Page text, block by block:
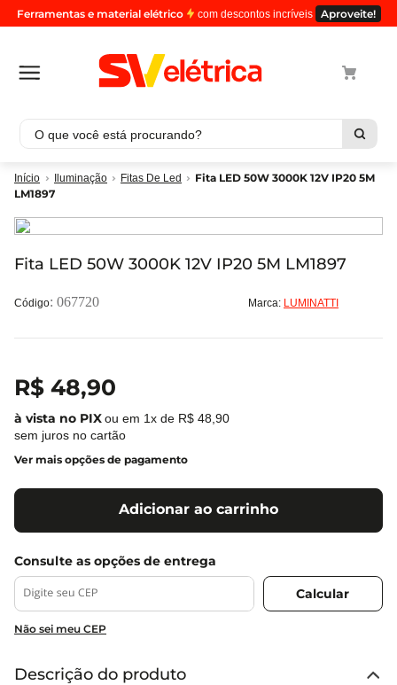
Ferramentas e material elétrico com descontos incríveis Aproveite!
O que você está procurando?
Iluminação Fitas De Led
Fita LED 50W 3000K 12V IP20 5M
LM1897
Fita LED 50W 3000K 12V IP20 5M LM1897
: 067720 Marca: LUMINATTI
R$ 48,90
ou em 1x de R$ 48 90
sem juros no cartão
Ver mais opções de pagamento
Adicionar ao carrinho
Não sei meu CEP
Descrição do produto
Termos mais buscados
2º luminaria
3 º tomada